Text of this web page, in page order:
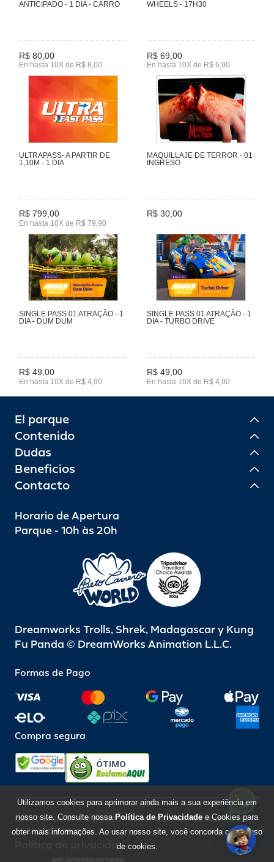
ANTICIPADO - 1 DIA - CARRO
R$ 80,00
En hasta 10X de R$ 8,00
WHEELS - 17H30
R$ 69,00
En hasta 10X de R$ 6,90
ULTRAPASS- A PARTIR DE
1,10M - 1 DIA
R$ 799,00
En hasta 10X de R$ 79,90
MAQUILLAJE DE TERROR - 01
INGRESO
R$ 30,00
SINGLE PASS 01 ATRAÇÃO - 1
DIA - DUM DUM
R$ 49,00
En hasta 10X de R$ 4,90
SINGLE PASS 01 ATRAÇÃO - 1
DIA - TURBO DRIVE
R$ 49,00
En hasta 10X de R$ 4,90
El parque
Contenido
Dudas
Beneficios
Contacto
Horario de Apertura
Parque - 10h às 20h
Dreamworks Trolls, Shrek, Madagascar y Kung
Fu Panda © DreamWorks Animation L.L.C.
Formas de Pago
Compra segura
ÓTIMO
Beto Carrero World @ 2026 / Todos los derechos reservados
85.248.987/0001-10
Política de privacidad
Utilizamos cookies para aprimorar ainda mais a sua experiência em
nosso site. Consulte nossa Política de Privacidade e Cookies para
obter mais informações. Ao usar nosso site, você concorda com o uso
de cookies.